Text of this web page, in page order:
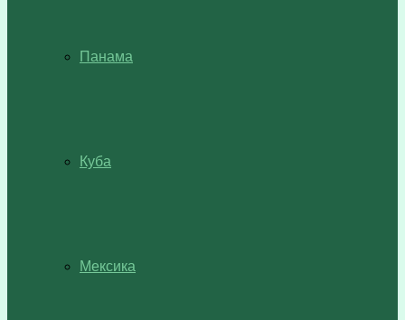
Панама
Куба
Мексика